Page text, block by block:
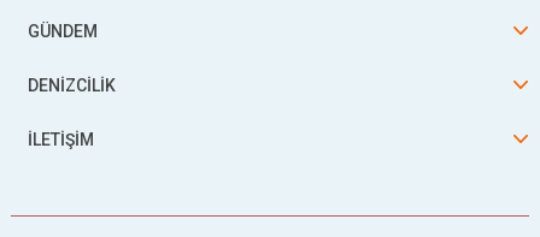
GÜNDEM
DENİZCİLİK
İLETİŞİM